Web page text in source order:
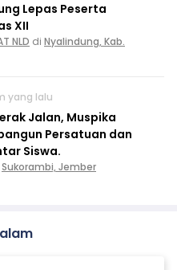
Lepas Peserta
XII
NLD di Nyalindung, Kab.
yang lalu
Jalan, Muspika
Persatuan dan
Siswa.
Sukorambi, Jember